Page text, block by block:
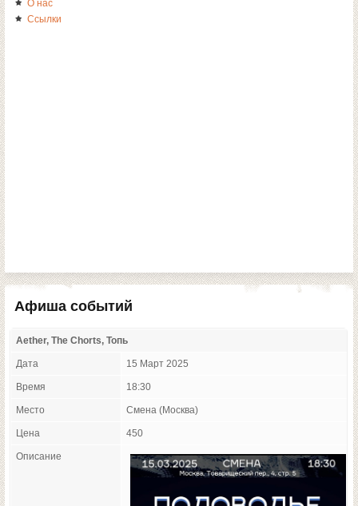
О нас
Ссылки
Афиша событий
Aether, The Chorts, Топь
Дата 15 Март 2025
Время 18:30
Место Смена (Москва)
Цена 450
Описание